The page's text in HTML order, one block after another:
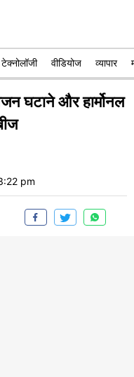
टेक्नोलॉजी वीडियोज व्यापार
घटाने और हार्मोनल
pm